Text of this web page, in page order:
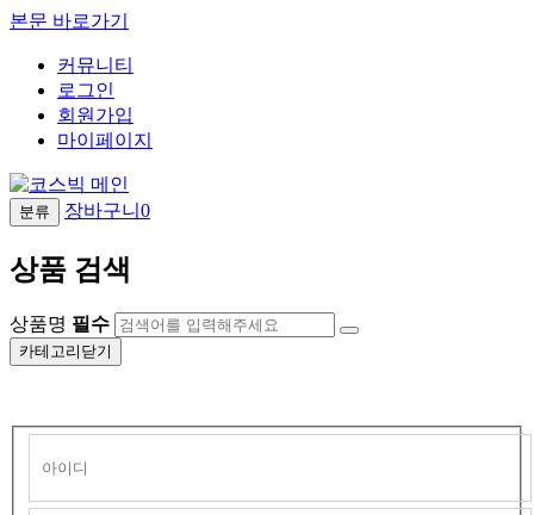
본문 바로가기
커뮤니티
로그인
회원가입
마이페이지
분류 장바구니 0
상품 검색
상품명 필수
카테고리닫기
회
로